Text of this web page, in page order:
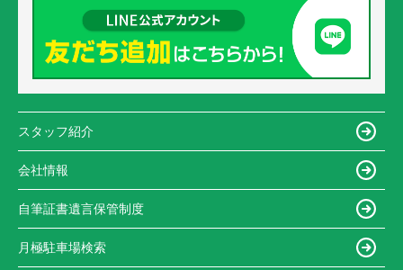
スタッフ紹介
会社情報
自筆証書遺言保管制度
月極駐車場検索